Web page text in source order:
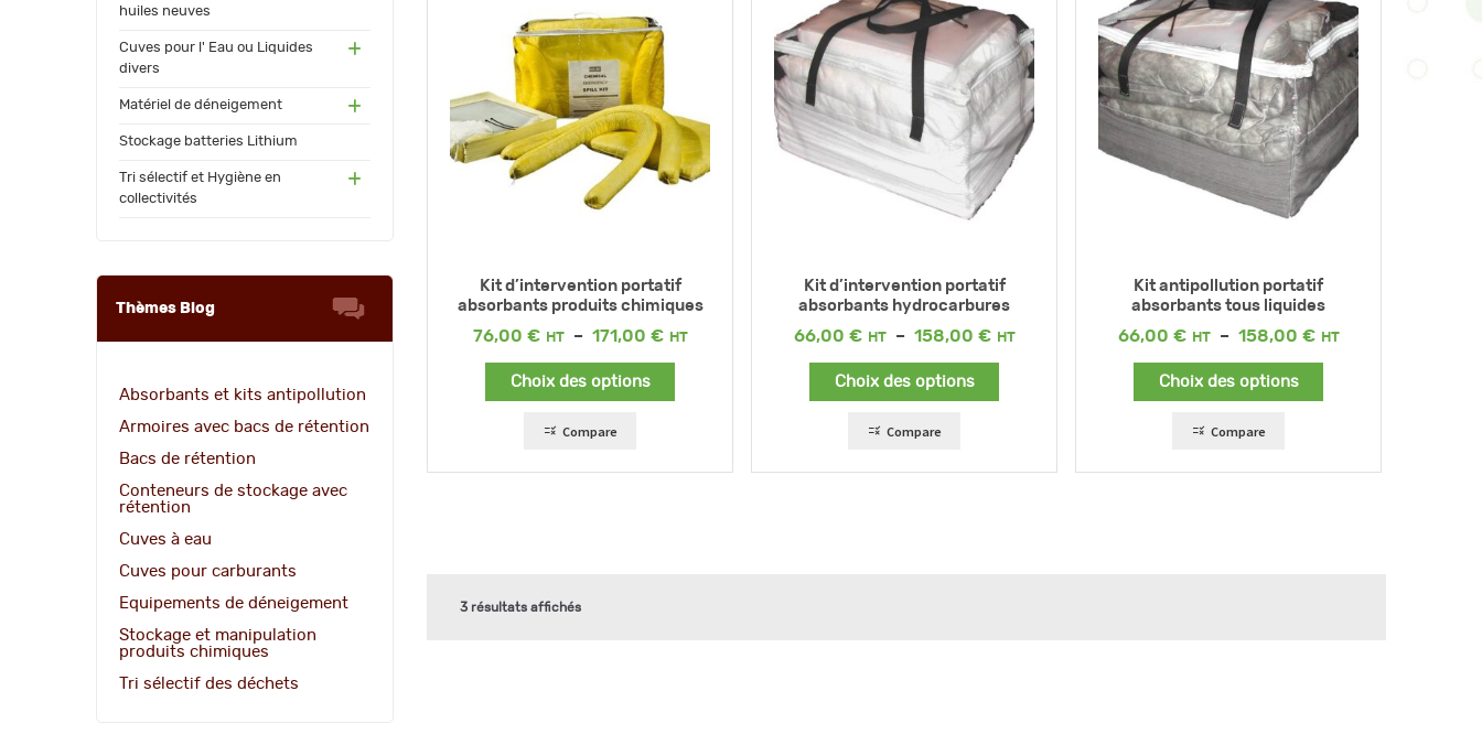
huiles neuves
Cuves pour l' Eau ou Liquides
divers
(72)
Matériel de déneigement
(34
Stockage batteries Lithium
Tri sélectif et Hygiène en
collectivités
(13
Thèmes Blog
Absorbants et kits antipollution
Armoires avec bacs de rétention
Bacs de rétention
Conteneurs de stockage avec
rétention
Cuves à eau
Cuves pour carburants
Equipements de déneigement
Stockage et manipulation
produits chimiques
Tri sélectif des déchets
Kit d’intervention portatif
absorbants produits chimiques
76,00 € – 171,00 €
Plage
Choix des options
Compare
Kit d’intervention portatif
absorbants hydrocarbures
66,00 € – 158,00 €
Plage
Choix des options
Compare
Kit antipollution portatif
absorbants tous liquides
66,00 € – 158,00 €
Plage
Choix des options
Compare
3 résultats affichés